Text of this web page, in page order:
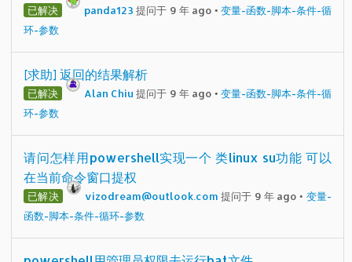
已解决 panda123 提问于 9 年 ago • 变量-函数-脚本-条件-循
环-参数
[求助] 返回的结果解析
已解决 Alan Chiu 提问于 9 年 ago • 变量-函数-脚本-条件-循
环-参数
请问怎样用powershell实现一个 类linux su功能 可以
在当前命令窗口提权
已解决 vizodream@outlook.com 提问于 9 年 ago • 变量-
函数-脚本-条件-循环-参数